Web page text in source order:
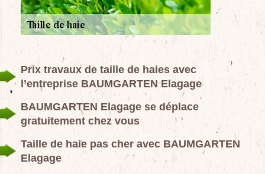
Prix travaux de taille de haies avec
l’entreprise BAUMGARTEN Elagage
BAUMGARTEN Elagage se déplace
gratuitement chez vous
Taille de haie pas cher avec BAUMGARTEN
Elagage